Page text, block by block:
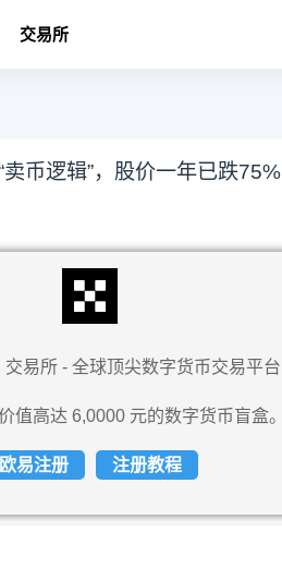
交易所
币逻辑”，股价一年已跌75%
交易所 - 全球顶尖数字货币交易平台
值高达 6,0000 元的数字货币盲盒。
欧易注册 注册教程